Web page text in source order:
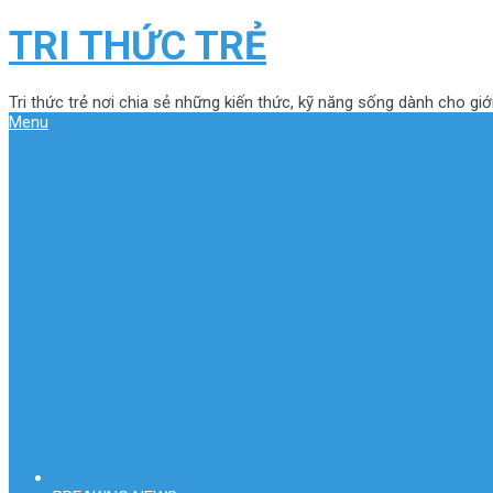
TRI THỨC TRẺ
Tri thức trẻ nơi chia sẻ những kiến thức, kỹ năng sống dành cho
Menu